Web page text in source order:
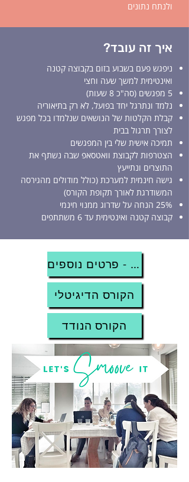
ולנתח נתונים
איך זה עובד?
ניפגש פעם בשבוע בזום בקבוצה קטנה
ואינטימית למשך שעה וחצי
5 מפגשים (סה"כ 8 שעות)
נלמד ונתרגל יחד בפועל, לא רק בתיאוריה
קבלת הקלטות של הנושאים שנלמדו בכל מפגש
לצורך תרגול בבית
תמיכה אישית שלי בין המפגשים
הצטרפות לקבוצת וואטסאפ שבה נשתף את
התוצרים ונתייעץ
גישה חינמית למערכת (כולל מודולים מהגירסה
המשודרגת לאורך תקופת הקורס)
25% הנחה על שדרוג ממנוי חינמי
קבוצה קטנה ואינטימית עד 6 משתתפים
קורס אונליין - פרטים נוספים
הקורס הדיגיטלי
הקורס הנודד